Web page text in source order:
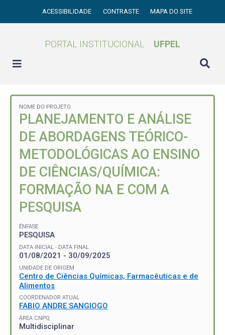
ACESSIBILIDADE CONTRASTE MAPA DO SITE
PORTAL INSTITUCIONAL UFPEL
NOME DO PROJETO
PLANEJAMENTO E ANÁLISE
DE ABORDAGENS TEÓRICO-
METODOLÓGICAS AO ENSINO
DE CIÊNCIAS/QUÍMICA:
FORMAÇÃO NA E COM A
PESQUISA
ÊNFASE
PESQUISA
DATA INICIAL - DATA FINAL
01/08/2021 - 30/09/2025
UNIDADE DE ORIGEM
Centro de Ciências Químicas, Farmacêuticas e de
Alimentos
COORDENADOR ATUAL
FABIO ANDRE SANGIOGO
ÁREA CNPQ
Multidisciplinar